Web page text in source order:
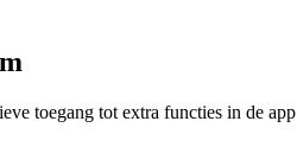
toegang tot extra functies in de app